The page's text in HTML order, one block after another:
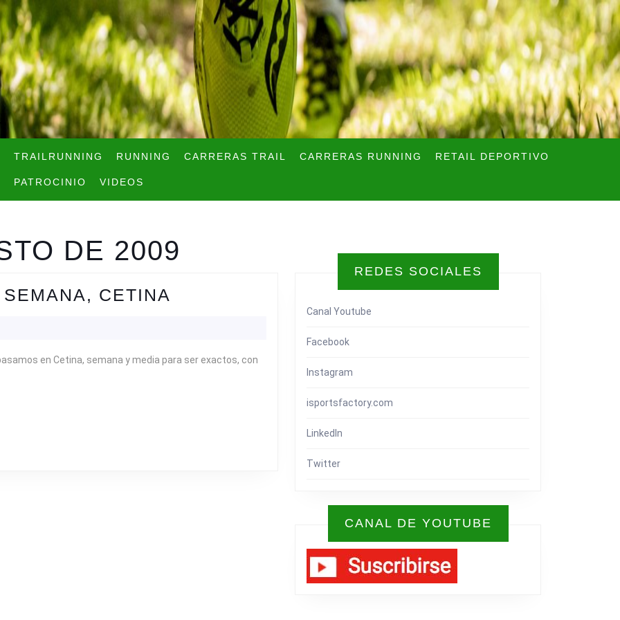
TRAILRUNNING RUNNING CARRERAS TRAIL CARRERAS RUNNING RETAIL DEPORTIVO
PATROCINIO VIDEOS
DE 2009
CETINA
SEMANA,
en Cetina, semana y media para ser exactos, con
REDES SOCIALES
Canal Youtube
Facebook
Instagram
isportsfactory.com
LinkedIn
Twitter
CANAL DE YOUTUBE